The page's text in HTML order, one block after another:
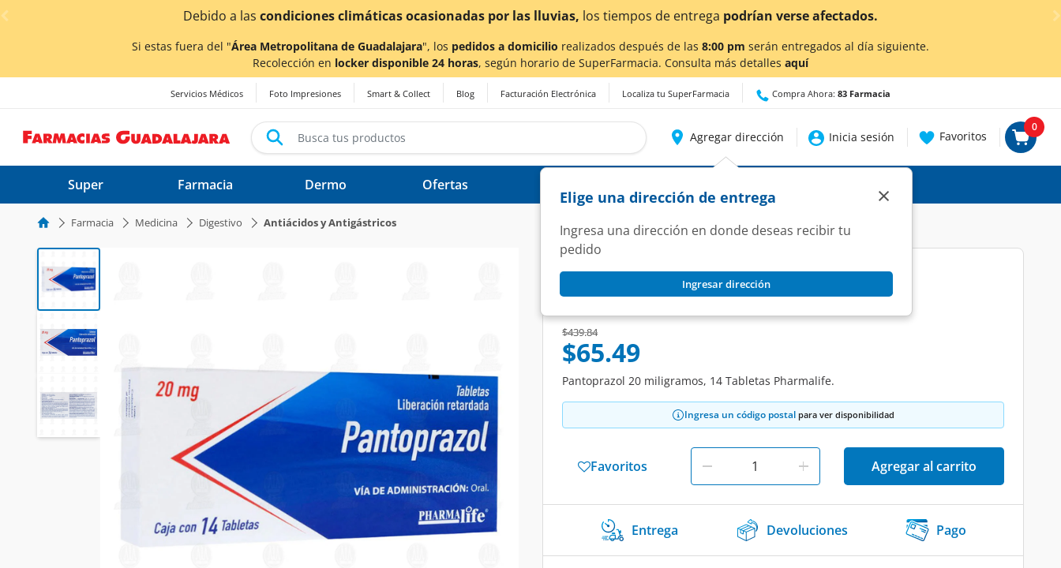
< div class="carousel-inner">
podrían verse afectados. ¡Ahora también en Aguascalientes! para
Si estas fuera del "Área Metropolitana de Guadalajara", los pedidos a domicilio realizados después de las 8:00 pm serán entregados al día siguiente.
Recolección en locker disponible 24 horas, según horario de SuperFarmacia. Consulta más detalles aquí
Servicios Médicos Foto Impresiones Smart & Collect Blog Facturación Electrónica Localiza tu SuperFarmacia Compra Ahora: 83 Farmacia
Agregar dirección
Elige una dirección de entrega
Ingresa una dirección en donde deseas recibir tu
pedido
Ingresar dirección
×
Inicia sesión Favoritos
0
Super Farmacia Dermo Ofertas
Farmacia Medicina Digestivo Antiácidos y Antigástricos
PHARMALIFE
Pantoprazol 20 mg, 14 Tabletas Pharmalife.
Price reduced from
$439.84to
$65.49
Pantoprazol 20 miligramos, 14 Tabletas Pharmalife.
Ingresa un código postal para ver disponibilidad
Favoritos Agregar al carrito
Entrega Devoluciones Pago